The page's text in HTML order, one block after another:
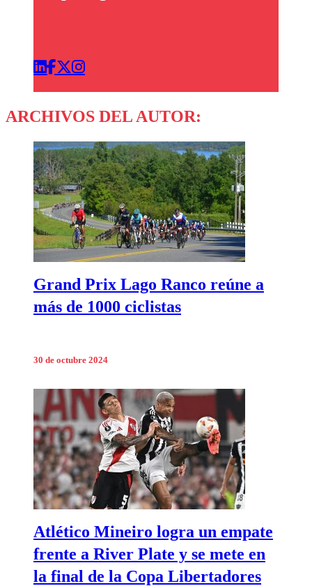
ARCHIVOS DEL AUTOR:
Grand Prix Lago Ranco reúne a
más de 1000 ciclistas
30 de octubre 2024
Atlético Mineiro logra un empate
frente a River Plate y se mete en
la final de la Copa Libertadores